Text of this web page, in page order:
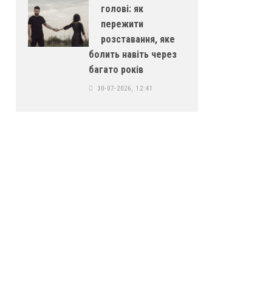
голові: як
пережити
розставання, яке
болить навіть через
багато років
30-07-2026, 12:41